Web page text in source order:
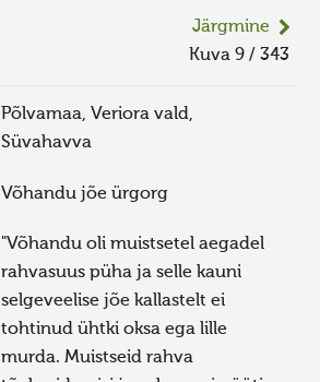
Järgmine
Kuva 9 / 343
Põlvamaa, Veriora vald,
Süvahavva
Võhandu jõe ürgorg
"Võhandu oli muistsetel aegadel
rahvasuus püha ja selle kauni
selgeveelise jõe kallastelt ei
tohtinud ühtki oksa ega lille
murda. Muistseid rahva